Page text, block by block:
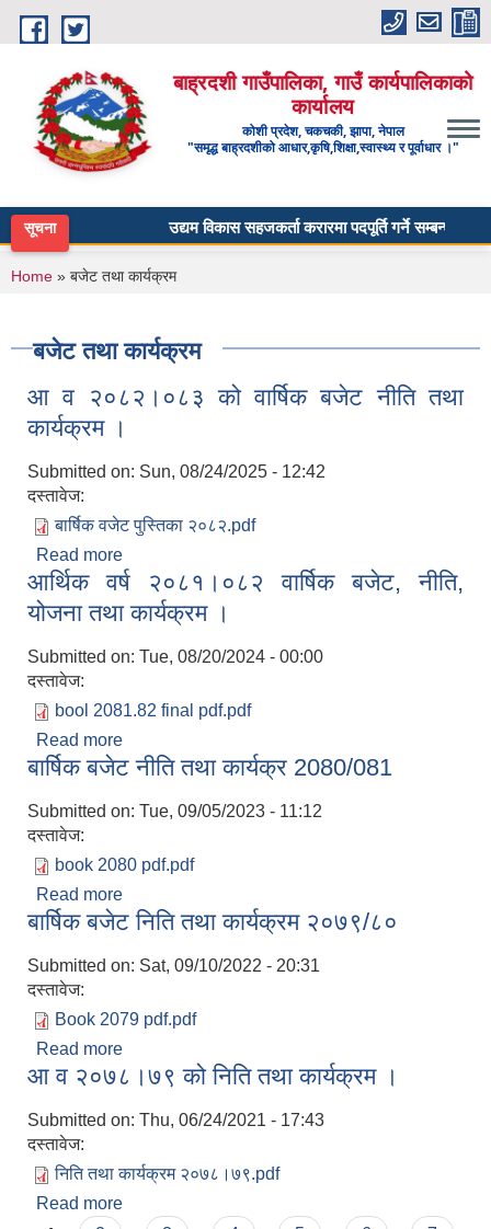
Skip to main content
बाह्रदशी गाउँपालिका, गाउँ कार्यपालिकाको
कार्यालय
कोशी प्रदेश, चकचकी, झापा, नेपाल
"समृद्ध बाह्रदशीको आधार,कृषि,शिक्षा,स्वास्थ्य र पूर्वाधार ।"
सूचना उद्यम विकास सहजकर्ता करारमा पदपूर्ति गर्ने सम्बन्धी सूचना ।
You are here
Home » बजेट तथा कार्यक्रम
बजेट तथा कार्यक्रम
आ व २०८२।०८३ को वार्षिक बजेट नीति तथा
कार्यक्रम ।
Submitted on: Sun, 08/24/2025 - 12:42
दस्तावेज:
बार्षिक वजेट पुस्तिका २०८२.pdf
Read more
कार्यक्रम ।
आर्थिक वर्ष २०८१।०८२ वार्षिक बजेट, नीति,
योजना तथा कार्यक्रम ।
Submitted on: Tue, 08/20/2024 - 00:00
दस्तावेज:
bool 2081.82 final pdf.pdf
Read more
तथा कार्यक्रम ।
बार्षिक बजेट नीति तथा कार्यक्र 2080/081
Submitted on: Tue, 09/05/2023 - 11:12
दस्तावेज:
book 2080 pdf.pdf
Read more
बार्षिक बजेट निति तथा कार्यक्रम २०७९/८०
Submitted on: Sat, 09/10/2022 - 20:31
दस्तावेज:
Book 2079 pdf.pdf
Read more
आ व २०७८।७९ को निति तथा कार्यक्रम ।
Submitted on: Thu, 06/24/2021 - 17:43
दस्तावेज:
निति तथा कार्यक्रम २०७८।७९.pdf
Read more